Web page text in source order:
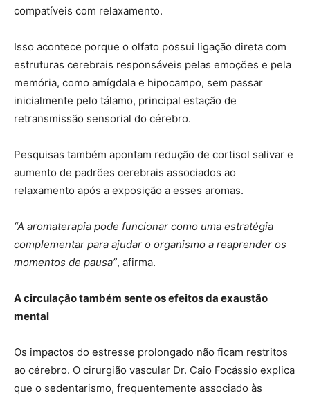
compatíveis com relaxamento.
Isso acontece porque o olfato possui ligação direta com
estruturas cerebrais responsáveis pelas emoções e pela
memória, como amígdala e hipocampo, sem passar
inicialmente pelo tálamo, principal estação de
retransmissão sensorial do cérebro.
Pesquisas também apontam redução de cortisol salivar e
aumento de padrões cerebrais associados ao
relaxamento após a exposição a esses aromas.
“A aromaterapia pode funcionar como uma estratégia
complementar para ajudar o organismo a reaprender os
momentos de pausa”, afirma.
A circulação também sente os efeitos da exaustão
mental
Os impactos do estresse prolongado não ficam restritos
ao cérebro. O cirurgião vascular Dr. Caio Focássio explica
que o sedentarismo, frequentemente associado às